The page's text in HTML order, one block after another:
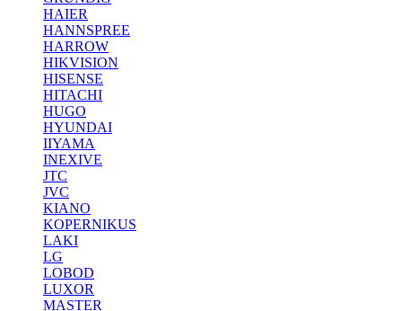
HAIER
HANNSPREE
HARROW
HIKVISION
HISENSE
HITACHI
HUGO
HYUNDAI
IIYAMA
INEXIVE
JTC
JVC
KIANO
KOPERNIKUS
LAKI
LG
LOBOD
LUXOR
MASTER